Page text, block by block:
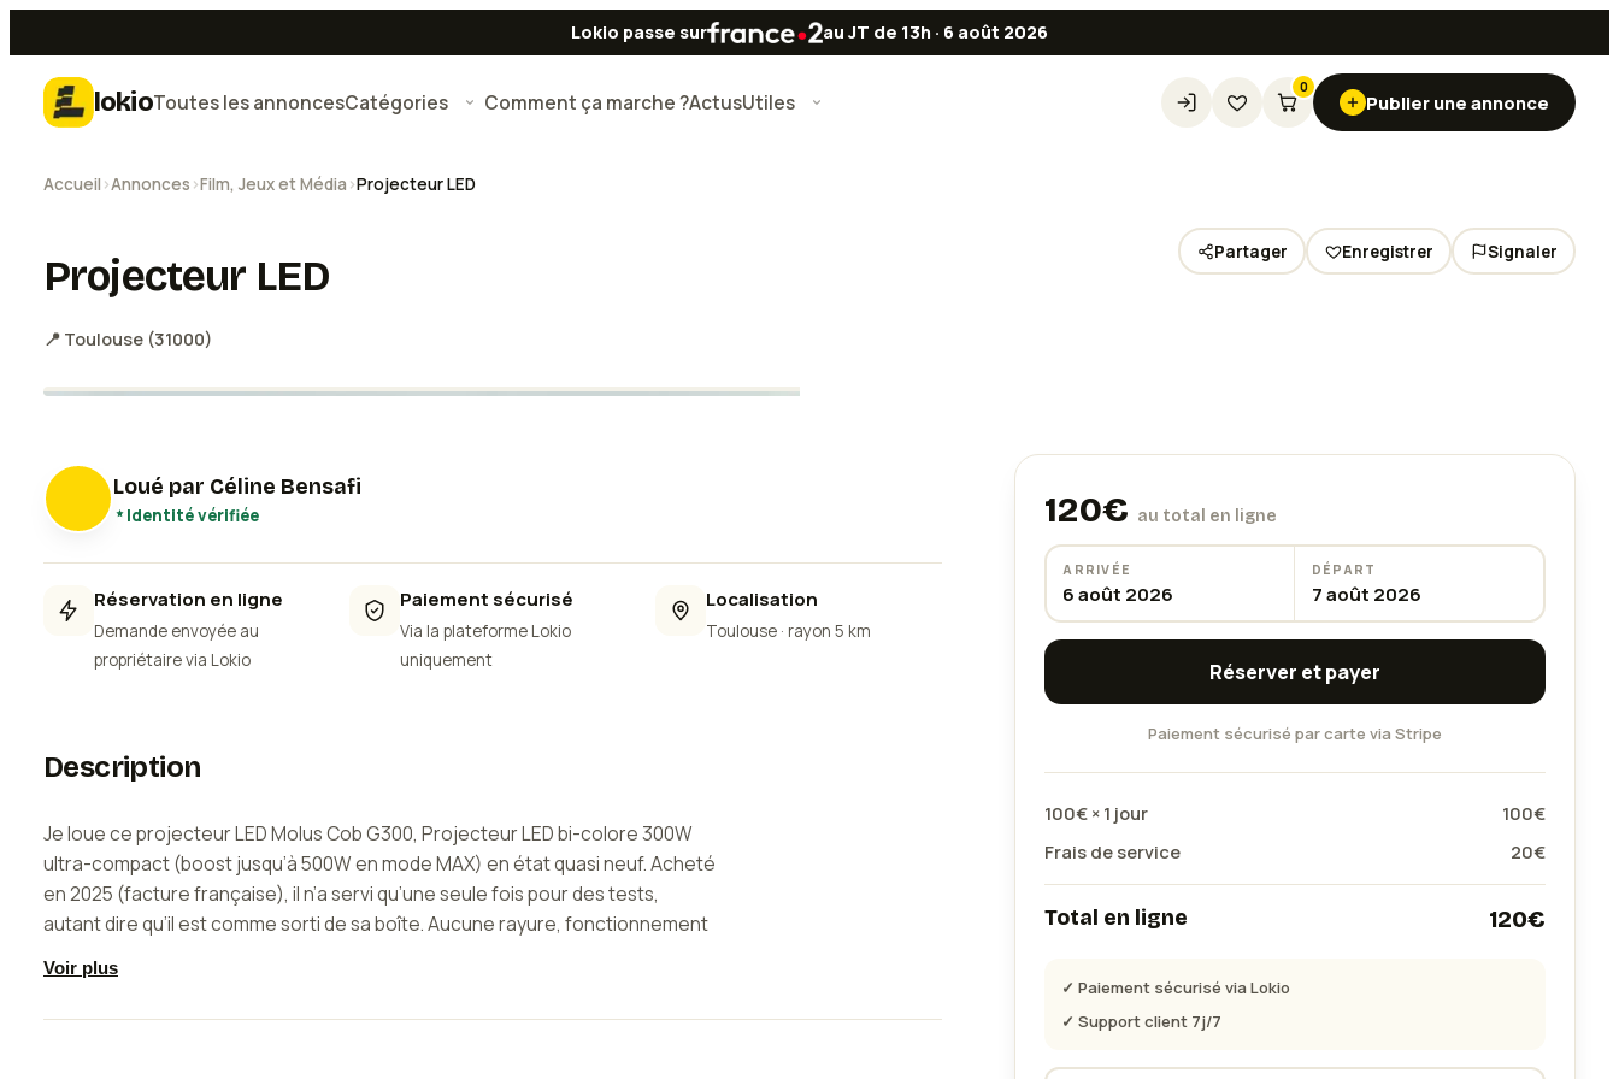
Lokio passe sur au JT de 13h · 6 août 2026
lokioToutes les annoncesCatégories Comment ça marche ?ActusUtiles
0
Publier une annonce
Accueil ›Annonces ›Film, Jeux et Média ›Projecteur LED
Projecteur LED
📍 Toulouse (31000)
Partager Enregistrer Signaler
Loué par Céline Bensafi
Identité vérifiée
Réservation en ligne
Demande envoyée au
propriétaire via Lokio
Paiement sécurisé
Via la plateforme Lokio
uniquement
Localisation
Toulouse· rayon 5 km
Description
Je loue ce projecteur LED Molus Cob G300, Projecteur LED bi-colore 300W
ultra-compact (boost jusqu’à 500W en mode MAX) en état quasi neuf. Acheté
en 2025 (facture française), il n’a servi qu’une seule fois pour des tests,
autant dire qu’il est comme sorti de sa boîte. Aucune rayure, fonctionnement
• projecteur ZHIYUN Molus G300 avec son contrôleur externe d’origine,
LED COB, câbles d’alimentation et de connexion (longueur 7,5 m), le tout dans
Voir plus
120€ au total en ligne
ARRIVÉE
6 août 2026
DÉPART
7 août 2026
Réserver et payer
Paiement sécurisé par carte via Stripe
100€ × 1 jour 100€
Frais de service
20€
Total en ligne 120€
✓ Paiement sécurisé via Lokio
✓ Support client 7j/7